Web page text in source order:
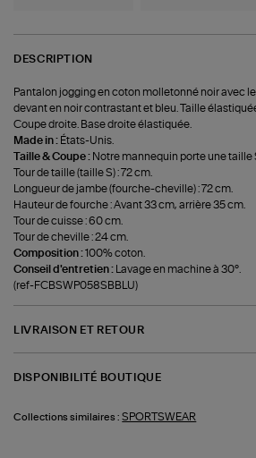
DESCRIPTION
Pantalon jogging en coton molletonné noir avec
devant en noir contrastant et bleu. Taille
Coupe droite. Base droite élastiquée.
Made in : États-Unis.
Taille & Coupe : Notre mannequin porte une taille
Tour de taille (taille S) : 72 cm.
Longueur de jambe (fourche-cheville) : 72 cm.
Hauteur de fourche : Avant 33 cm, arrière 35 cm.
Tour de cuisse : 60 cm.
Tour de cheville : 24 cm.
Composition :100% coton.
Conseil d'entretien :
Lavage en machine à 30°.
(ref-FCBSWP058SBBLU)
LIVRAISON ET RETOUR
DISPONIBILITÉ BOUTIQUE
Collections similaires : SPORTSWEAR